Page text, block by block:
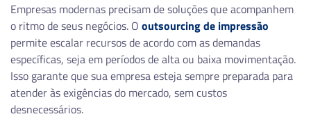
Empresas modernas precisam de soluções que acompanhem
o ritmo de seus negócios. O outsourcing de impressão
permite escalar recursos de acordo com as demandas
específicas, seja em períodos de alta ou baixa movimentação.
Isso garante que sua empresa esteja sempre preparada para
atender às exigências do mercado, sem custos
desnecessários.